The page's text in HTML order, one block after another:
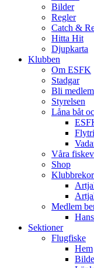
Bilder
Regler
Catch &
Hitta Hit
Djupkarta
Klubben
Om ESFK
Stadgar
Bli medlem
Styrelsen
Låna båt
Våra
Shop
Medlem
Sektioner
Flugfiske
Hem